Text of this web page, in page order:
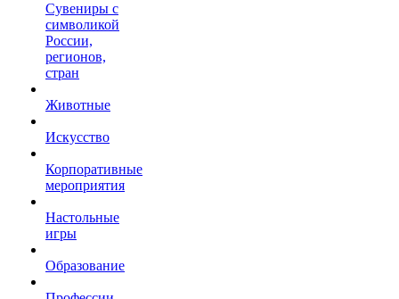
Сувениры с
символикой
России,
регионов,
стран
Животные
Искусство
Корпоративные
мероприятия
Настольные
игры
Образование